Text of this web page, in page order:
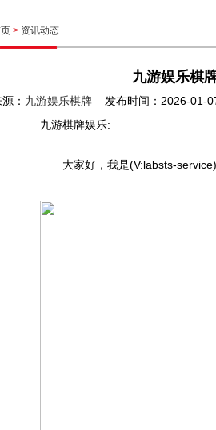
> 资讯动态
九游娱乐棋
： 九游娱乐棋牌 发布时间：2026-01-
九游棋牌娱乐:
大家好，我是(V:labsts-service)